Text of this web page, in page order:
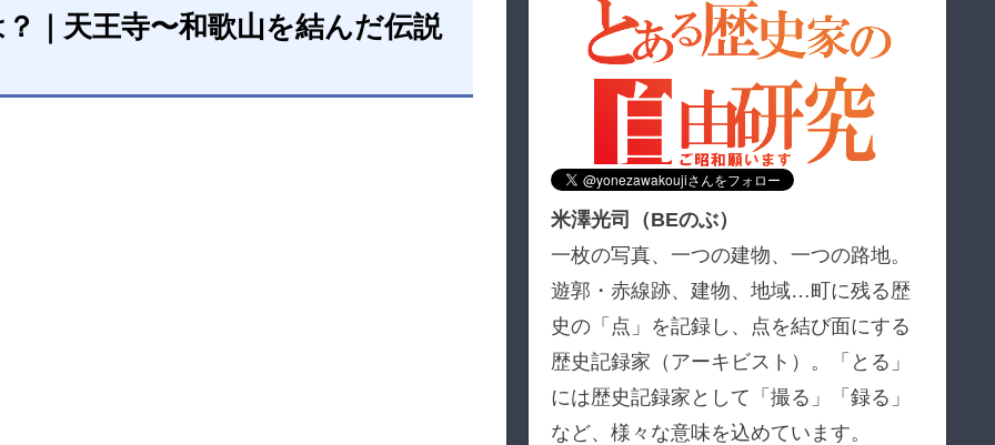
｜天王寺〜和歌山を結んだ伝説
米澤光司（BEのぶ）
一枚の写真、一つの建物、一つの路地。
遊郭・赤線跡、建物、地域…町に残る歴
史の「点」を記録し、点を結び面にする
歴史記録家（アーキビスト）。「とる」
には歴史記録家として「撮る」「録る」
など、様々な意味を込めています。